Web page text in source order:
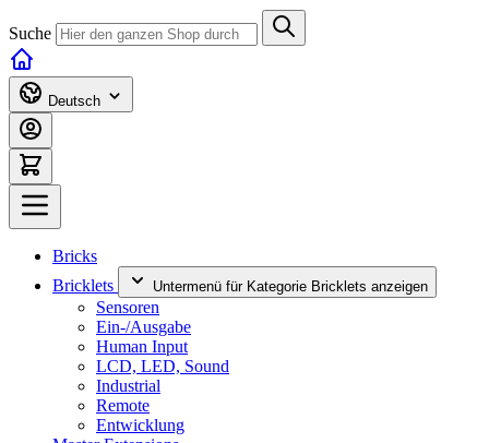
Suche
Deutsch
Bricks
Bricklets
Untermenü für Kategorie Bricklets anzeigen
Sensoren
Ein-/Ausgabe
Human Input
LCD, LED, Sound
Industrial
Remote
Entwicklung